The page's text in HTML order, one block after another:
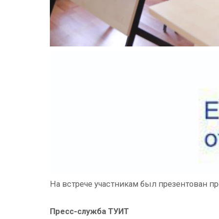
На встрече участникам был презентован
Пресс-служба ТУИТ